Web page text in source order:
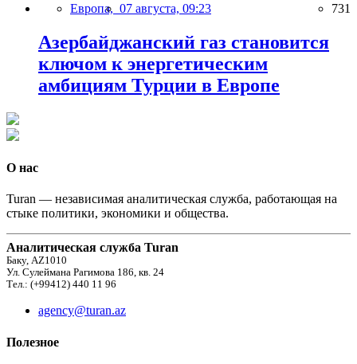
Европа, 07 августа, 09:23 731
Азербайджанский газ становится
ключом к энергетическим
амбициям Турции в Европе
О нас
Turan — независимая аналитическая служба, работающая на
стыке политики, экономики и общества.
Аналитическая служба Turan
Баку, AZ1010
Ул. Сулеймана Рагимова 186, кв. 24
Тел.: (+99412) 440 11 96
agency@turan.az
Полезное